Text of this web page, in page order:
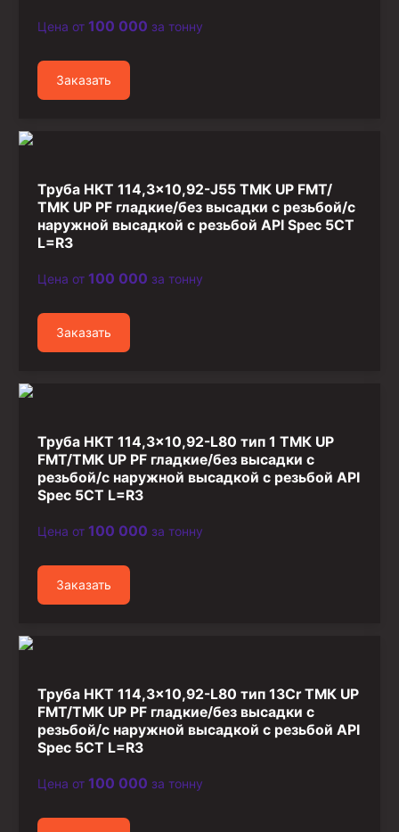
Цена от 100 000 за тонну
Заказать
Труба НКТ 114,3×10,92-J55 ТМК UP FMT/
ТМК UP PF гладкие/без высадки с резьбой/с
наружной высадкой с резьбой API Spec 5CT
L=R3
Цена от 100 000 за тонну
Заказать
Труба НКТ 114,3×10,92-L80 тип 1 ТМК UP
FMT/ТМК UP PF гладкие/без высадки с
резьбой/с наружной высадкой с резьбой API
Spec 5CT L=R3
Цена от 100 000 за тонну
Заказать
Труба НКТ 114,3×10,92-L80 тип 13Cr ТМК UP
FMT/ТМК UP PF гладкие/без высадки с
резьбой/с наружной высадкой с резьбой API
Spec 5CT L=R3
Цена от 100 000 за тонну